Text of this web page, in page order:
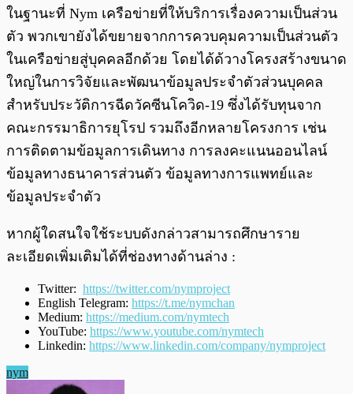
ในฐานะที่ Nym เครือข่ายที่ให้บริการเรื่องความเป็นส่วน
ตัว พวกเขายังได้ขยายจากการควบคุมความเป็นส่วนตัว
ในเครือข่ายสู่บุคคลอีกด้วย โดยได้ด้วางโครงสร้างขนาด
ใหญ่ในการวิจัยและพัฒนาข้อมูลประจำตัวส่วนบุคคล
สำหรับประวัติการฉีดวัคซีนโควิด-19 ซึ่งได้รับทุนจาก
คณะกรรมาธิการยุโรป รวมถึงอีกหลายโครงการ เช่น
การติดตามข้อมูลการเดินทาง การลงคะแนนออนไลน์
ข้อมูลทางธนาคารส่วนตัว ข้อมูลทางการแพทย์และ
ข้อมูลประจำตัว
หากผู้ใดสนใจใช้ระบบดังกล่าวสามารถศึกษาราย
ละเอียดเพิ่มเติมได้ที่ช่องทางด้านล่าง :
Twitter: https://twitter.com/nymproject
English Telegram: https://t.me/nymchan
Medium: https://medium.com/nymtech
YouTube: https://www.youtube.com/nymtech
Linkedin: https://www.linkedin.com/company/nymproject
nym